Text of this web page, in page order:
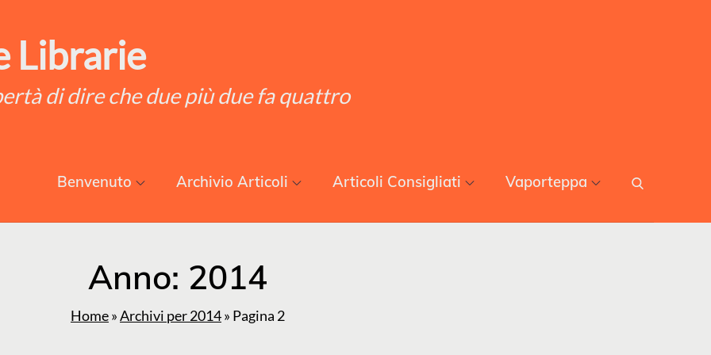
Librarie
di dire che due più due fa quattro
Benvenuto Archivio Articoli Articoli Consigliati Vaporteppa
Anno: 2014
Home»Archivi per 2014» Pagina 2